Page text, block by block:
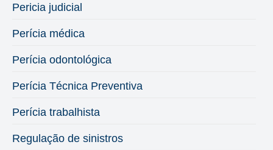
Pericia judicial
Perícia médica
Perícia odontológica
Perícia Técnica Preventiva
Perícia trabalhista
Regulação de sinistros